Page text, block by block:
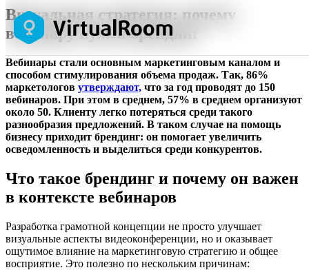
Визуальная стратегия: почему
вебинару нужен брендинг
Вебинары стали основным маркетинговым каналом и
способом стимулирования объема продаж. Так, 86%
маркетологов утверждают, что за год проводят до 150
вебинаров. При этом в среднем, 57% в среднем организуют
около 50. Клиенту легко потеряться среди такого
разнообразия предложений. В таком случае на помощь
бизнесу приходит брендинг: он помогает увеличить
осведомленность и выделиться среди конкурентов.
Что такое брендинг и почему он важен
в контексте вебинаров
Разработка грамотной концепции не просто улучшает
визуальные аспекты видеоконференции, но и оказывает
ощутимое влияние на маркетинговую стратегию и общее
восприятие. Это полезно по нескольким причинам: